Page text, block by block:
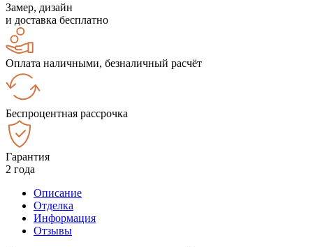
Замер, дизайн
и доставка бесплатно
Оплата наличными, безналичный расчёт
Беспроцентная рассрочка
Гарантия
2 года
Описание
Отделка
Информация
Отзывы